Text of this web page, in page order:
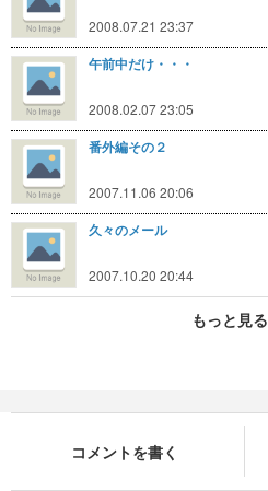
2008.07.21 23:37
午前中だけ・・・
2008.02.07 23:05
番外編その２
2007.11.06 20:06
久々のメール
2007.10.20 20:44
もっと見る
コメントを書く